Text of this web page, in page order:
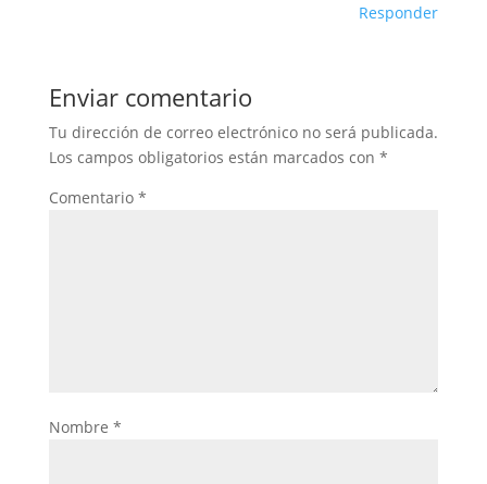
Responder
Enviar comentario
Tu dirección de correo electrónico no será publicada.
Los campos obligatorios están marcados con *
Comentario *
Nombre *